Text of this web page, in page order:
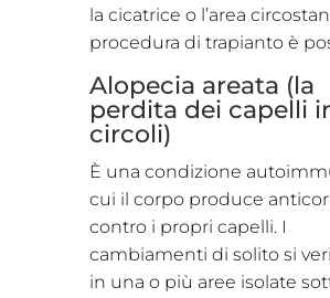
la cicatrice o l’area
procedura di trapianto è
Alopecia areata (la
perdita dei capelli
circoli)
È una condizione
cui il corpo produce
contro i propri capelli. I
cambiamenti di solito si
in una o più aree isolate